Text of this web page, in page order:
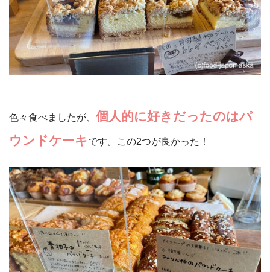
色々食べましたが、 個人的に好きだったのはパ
ウンドケーキです。この2つが良かった！